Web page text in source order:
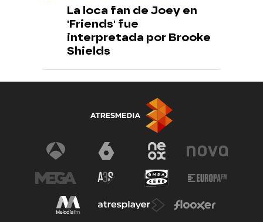
La loca fan de Joey en
'Friends' fue
interpretada por Brooke
Shields